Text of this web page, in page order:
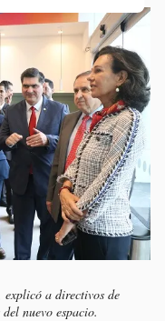
a directivos de
nuevo espacio.